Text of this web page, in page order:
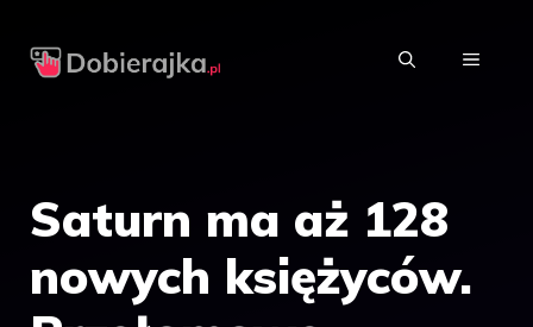
MENU
Saturn ma aż 128
nowych księżyców.